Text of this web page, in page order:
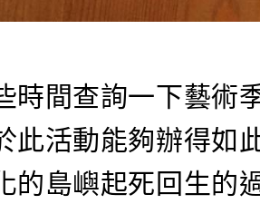
時間查詢一下藝術
此活動能夠辦得如
的島嶼起死回生的